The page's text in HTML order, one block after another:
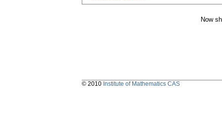
Now
© 2010 Institute of Mathematics CAS